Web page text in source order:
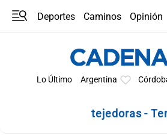
Deportes Caminos
Opinión
Lo Último Argentina
tejedoras -